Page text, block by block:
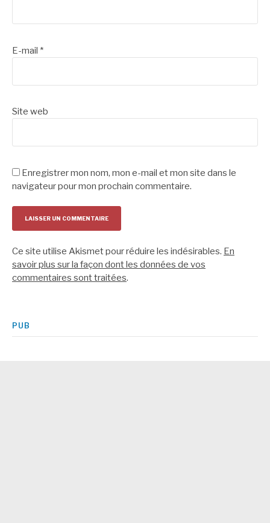
E-mail *
Site web
Enregistrer mon nom, mon e-mail et mon site dans le
navigateur pour mon prochain commentaire.
Ce site utilise Akismet pour réduire les indésirables. En
savoir plus sur la façon dont les données de vos
commentaires sont traitées.
PUB